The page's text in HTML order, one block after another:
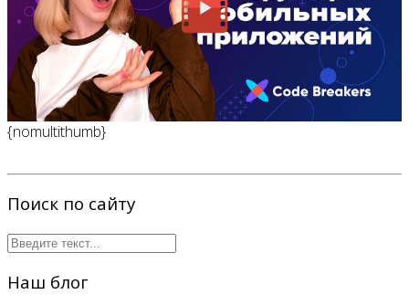
{nomultithumb}
Поиск по сайту
Наш блог